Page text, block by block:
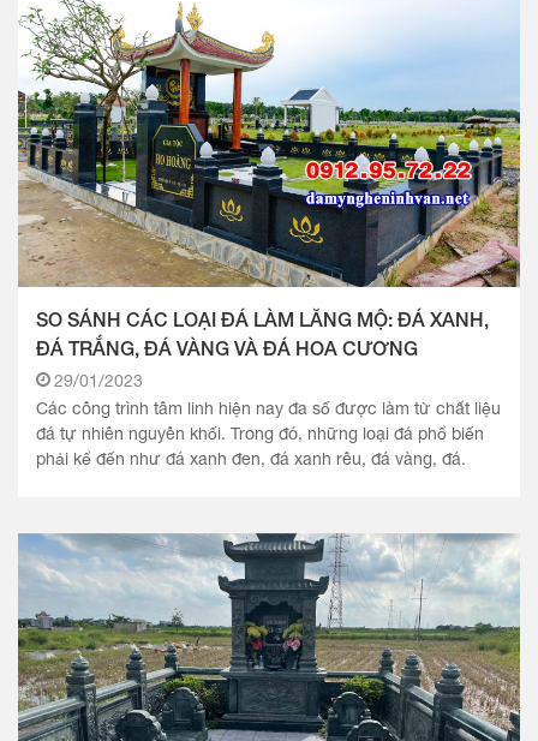
SO SÁNH CÁC LOẠI ĐÁ LÀM LĂNG MỘ: ĐÁ XANH,
ĐÁ TRẮNG, ĐÁ VÀNG VÀ ĐÁ HOA CƯƠNG
29/01/2023
Các công trình tâm linh hiện nay đa số được làm từ chất liệu
đá tự nhiên nguyên khối. Trong đó, những loại đá phổ biến
phải kể đến như đá xanh đen, đá xanh rêu, đá vàng, đá.